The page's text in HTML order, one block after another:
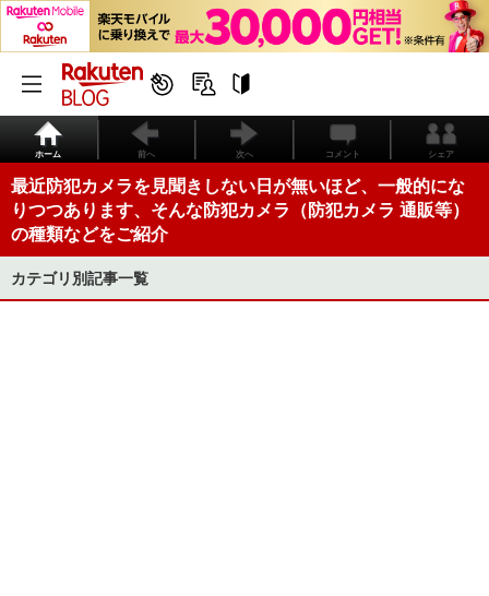
ホーム 前へ 次へ コメント シェア
最近防犯カメラを見聞きしない日が無いほど、一般的にな
りつつあります、そんな防犯カメラ（防犯カメラ 通販等）
の種類などをご紹介
カテゴリ別記事一覧